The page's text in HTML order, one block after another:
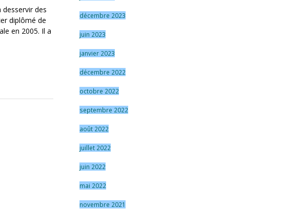
desservir des
diplômé de
en 2005. Il a
décembre 2023
juin 2023
janvier 2023
décembre 2022
octobre 2022
septembre 2022
août 2022
juillet 2022
juin 2022
mai 2022
novembre 2021